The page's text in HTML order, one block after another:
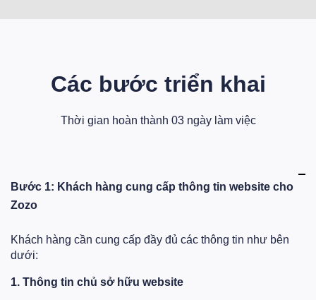
Các bước triển khai
Thời gian hoàn thành 03 ngày làm việc
Bước 1: Khách hàng cung cấp thông tin website cho
Zozo
Khách hàng cần cung cấp đầy đủ các thông tin như bên
dưới:
1. Thông tin chủ sở hữu website